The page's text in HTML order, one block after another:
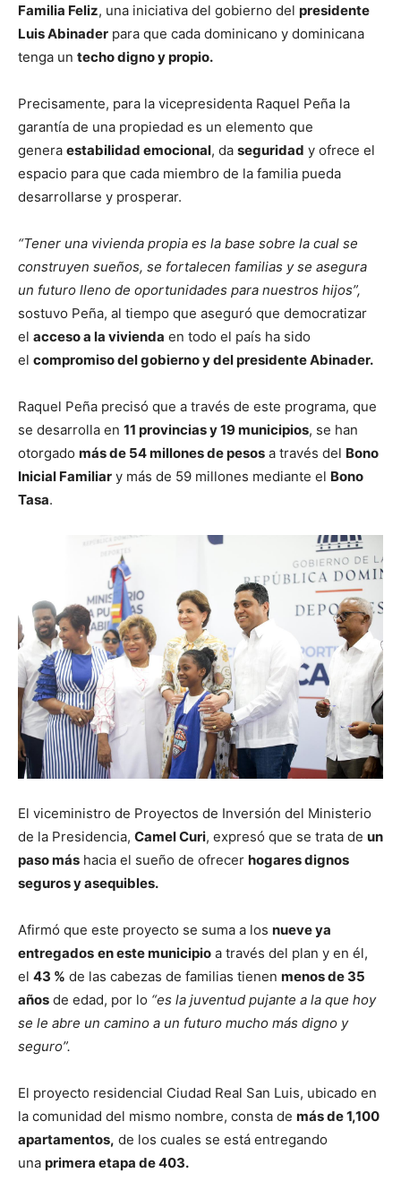
Familia Feliz, una iniciativa del gobierno del presidente
Luis Abinader para que cada dominicano y dominicana
tenga un techo digno y propio.
Precisamente, para la vicepresidenta Raquel Peña la
garantía de una propiedad es un elemento que
genera estabilidad emocional, da seguridad y ofrece el
espacio para que cada miembro de la familia pueda
desarrollarse y prosperar.
“Tener una vivienda propia es la base sobre la cual se
construyen sueños, se fortalecen familias y se asegura
un futuro lleno de oportunidades para nuestros hijos”,
sostuvo Peña, al tiempo que aseguró que democratizar
el acceso a la vivienda en todo el país ha sido
el compromiso del gobierno y del presidente Abinader.
Raquel Peña precisó que a través de este programa, que
se desarrolla en 11 provincias y 19 municipios, se han
otorgado más de 54 millones de pesos a través del Bono
Inicial Familiar y más de 59 millones mediante el Bono
Tasa.
El viceministro de Proyectos de Inversión del Ministerio
de la Presidencia, Camel Curi, expresó que se trata de un
paso más hacia el sueño de ofrecer hogares dignos
seguros y asequibles.
Afirmó que este proyecto se suma a los nueve ya
entregados en este municipio a través del plan y en él,
el 43 % de las cabezas de familias tienen menos de 35
años de edad, por lo “es la juventud pujante a la que hoy
se le abre un camino a un futuro mucho más digno y
seguro”.
El proyecto residencial Ciudad Real San Luis, ubicado en
la comunidad del mismo nombre, consta de más de 1,100
apartamentos, de los cuales se está entregando
una primera etapa de 403.